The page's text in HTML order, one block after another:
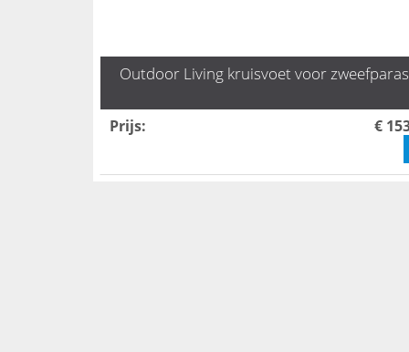
Outdoor Living kruisvoet voor
Prijs: €